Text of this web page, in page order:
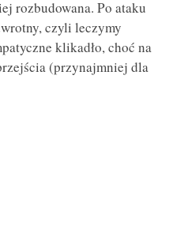
rozbudowana. Po ataku
czyli leczymy
klikadło, choć na
(przynajmniej dla